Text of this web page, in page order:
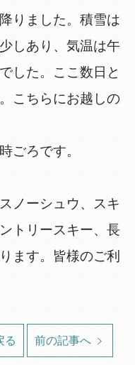
りました。積雪は
しあり、気温は午
した。ここ数日と
こちらにお越しの
ごろです。
ノーシュウ、スキ
トリースキー、長
ます。皆様のご利
る 前の記事へ